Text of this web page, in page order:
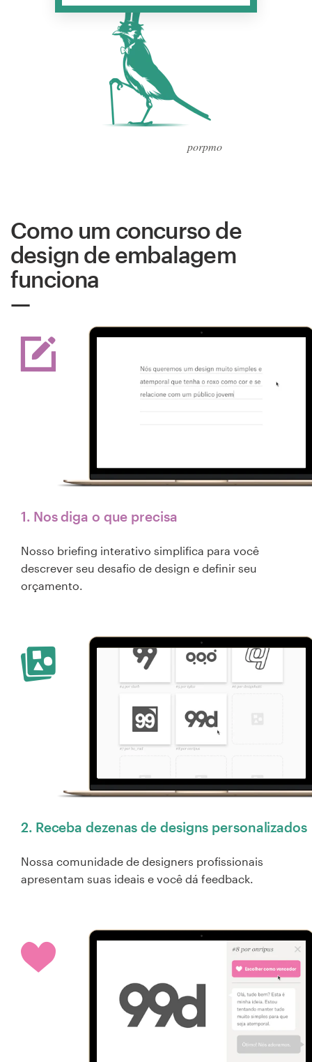
porpmo
Como um concurso de
design de embalagem
funciona
1. Nos diga o que precisa
Nosso briefing interativo simplifica para você
descrever seu desafio de design e definir seu
orçamento.
2. Receba dezenas de designs personalizados
Nossa comunidade de designers profissionais
apresentam suas ideais e você dá feedback.